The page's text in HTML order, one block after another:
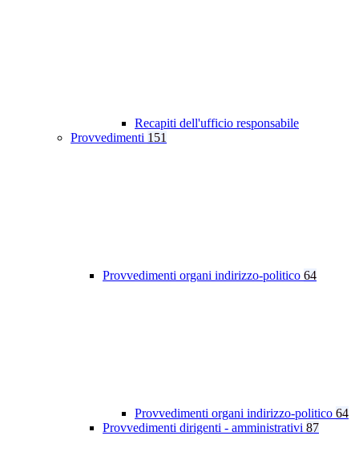
Recapiti dell'ufficio responsabile
Provvedimenti 151
Provvedimenti organi indirizzo-politico 64
Provvedimenti organi indirizzo-politico 64
Provvedimenti dirigenti - amministrativi 87